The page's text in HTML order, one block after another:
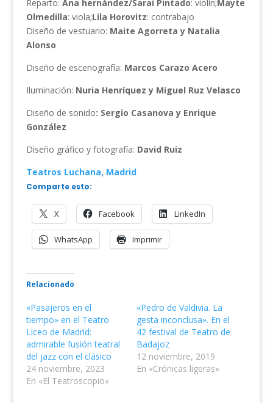
Reparto: Ana hernández/Sarai Pintado: violín; Mayte
Olmedilla: viola;Lila Horovitz: contrabajo
Diseño de vestuario: Maite Agorreta y Natalia
Alonso
Diseño de escenografía: Marcos Carazo Acero
Iluminación: Nuria Henríquez y Miguel Ruz Velasco
Diseño de sonido: Sergio Casanova y Enrique
González
Diseño gráfico y fotografía: David Ruiz
Teatros Luchana, Madrid
Comparte esto:
X Facebook LinkedIn
WhatsApp Imprimir
Relacionado
«Pasajeros en el
tiempo» en el Teatro
Liceo de Madrid:
admirable fusión teatral
del jazz con el clásico
24 noviembre, 2023
En «El Teatroscopio»
«Pedro de Valdivia. La
gesta inconclusa». En el
42 festival de Teatro de
Badajoz
12 noviembre, 2019
En «Crónicas ligeras»